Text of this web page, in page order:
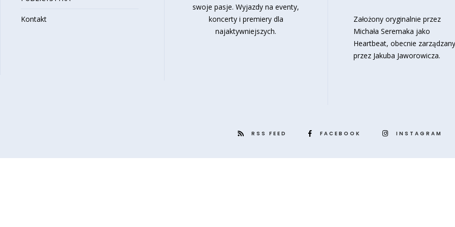
Kontakt
swoje pasje. Wyjazdy na eventy,
koncerty i premiery dla
najaktywniejszych.
Założony oryginalnie przez
Michała Seremaka jako
Heartbeat, obecnie
przez Jakuba Jaworowicza.
RSS FEED FACEBOOK INSTAGRAM